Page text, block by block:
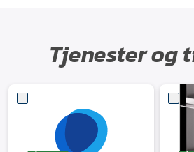
Tjenester og